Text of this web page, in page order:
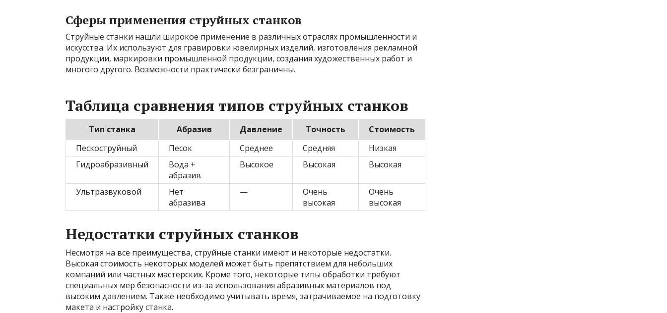
Сферы применения струйных станков
Струйные станки нашли широкое применение в различных отраслях промышленности и
искусства. Их используют для гравировки ювелирных изделий, изготовления рекламной
продукции, маркировки промышленной продукции, создания художественных работ и
многого другого. Возможности практически безграничны.
Таблица сравнения типов струйных станков
Тип станка Абразив Давление Точность
Стоимость
Пескоструйный
Песок Среднее Средняя
Низкая
Гидроабразивный
Вода +
абразив
Высокое Высокая Высокая
Ультразвуковой
Нет
абразива
—
Очень
высокая
Очень
высокая
Недостатки струйных станков
Несмотря на все преимущества, струйные станки имеют и некоторые недостатки.
Высокая стоимость некоторых моделей может быть препятствием для небольших
компаний или частных мастерских. Кроме того, некоторые типы обработки требуют
специальных мер безопасности из-за использования абразивных материалов под
высоким давлением. Также необходимо учитывать время, затрачиваемое на подготовку
макета и настройку станка.